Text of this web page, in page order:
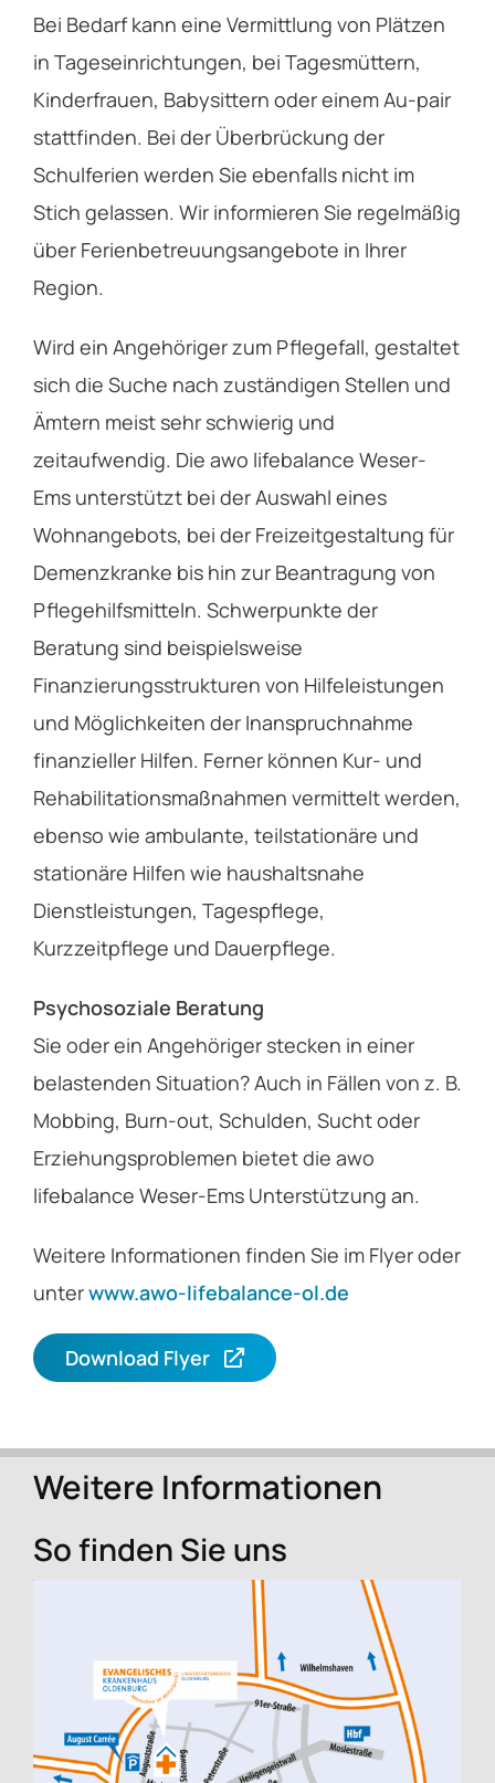
Bei Bedarf kann eine Vermittlung von Plätzen
in Tageseinrichtungen, bei Tagesmüttern,
Kinderfrauen, Babysittern oder einem Au-pair
stattfinden. Bei der Überbrückung der
Schulferien werden Sie ebenfalls nicht im
Stich gelassen. Wir informieren Sie regelmäßig
über Ferienbetreuungsangebote in Ihrer
Region.
Wird ein Angehöriger zum Pflegefall, gestaltet
sich die Suche nach zuständigen Stellen und
Ämtern meist sehr schwierig und
zeitaufwendig. Die awo lifebalance Weser-
Ems unterstützt bei der Auswahl eines
Wohnangebots, bei der Freizeitgestaltung für
Demenzkranke bis hin zur Beantragung von
Pflegehilfsmitteln. Schwerpunkte der
Beratung sind beispielsweise
Finanzierungsstrukturen von Hilfeleistungen
und Möglichkeiten der Inanspruchnahme
finanzieller Hilfen. Ferner können Kur- und
Rehabilitationsmaßnahmen vermittelt werden,
ebenso wie ambulante, teilstationäre und
stationäre Hilfen wie haushaltsnahe
Dienstleistungen, Tagespflege,
Kurzzeitpflege und Dauerpflege.
Psychosoziale Beratung
Sie oder ein Angehöriger stecken in einer
belastenden Situation? Auch in Fällen von z. B.
Mobbing, Burn-out, Schulden, Sucht oder
Erziehungsproblemen bietet die awo
lifebalance Weser-Ems Unterstützung an.
Weitere Informationen finden Sie im Flyer oder
unterwww.awo-lifebalance-ol.de
Download Flyer
Weitere Informationen
So finden Sie uns